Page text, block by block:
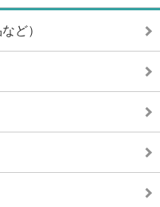
ど）